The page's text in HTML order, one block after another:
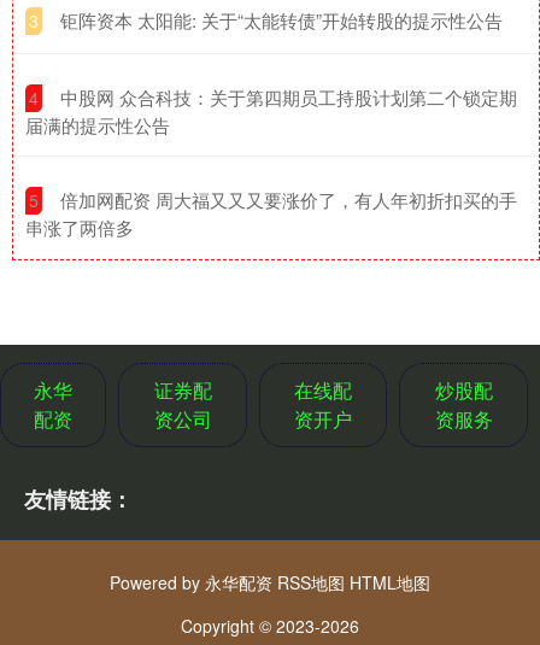
3 ​钜阵资本 太阳能: 关于“太能转债”开始转股的提示性公告
4
​中股网 众合科技：关于第四期员工持股计划第二个锁定期
届满的提示性公告
5
​倍加网配资 周大福又又又要涨价了，有人年初折扣买的手
串涨了两倍多
永华
配资
证券配
资公司
在线配
资开户
炒股配
资服务
友情链接：
Powered by 永华配资 RSS地图 HTML地图
Copyright © 2023-2026